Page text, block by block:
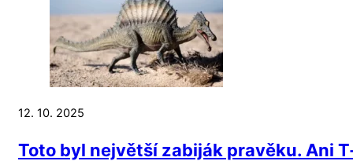
12. 10. 2025
Toto byl největší zabiják pravěku. Ani